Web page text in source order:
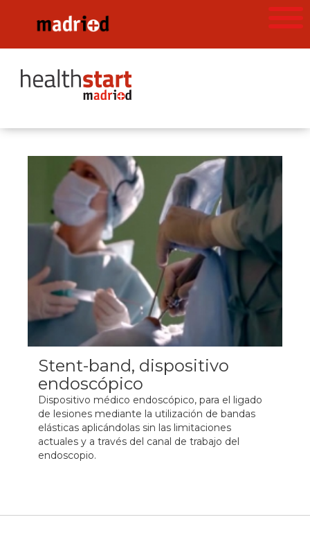
Stent-band, dispositivo
endoscópico
Dispositivo médico endoscópico, para el ligado
de lesiones mediante la utilización de bandas
elásticas aplicándolas sin las limitaciones
actuales y a través del canal de trabajo del
endoscopio.